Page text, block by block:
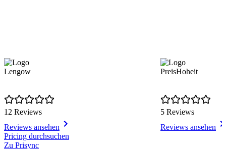
Lengow
12 Reviews
Reviews ansehen
PreisHoheit
5 Reviews
Reviews ansehen
Item
1
Pricing durchsuchen
Zu Prisync